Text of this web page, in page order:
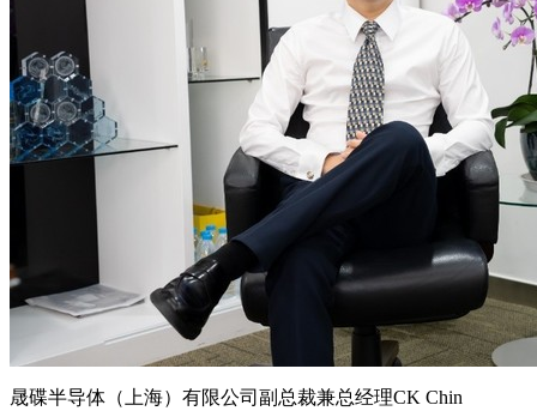
晟碟半导体（上海）有限公司副总裁兼总经理CK Chin